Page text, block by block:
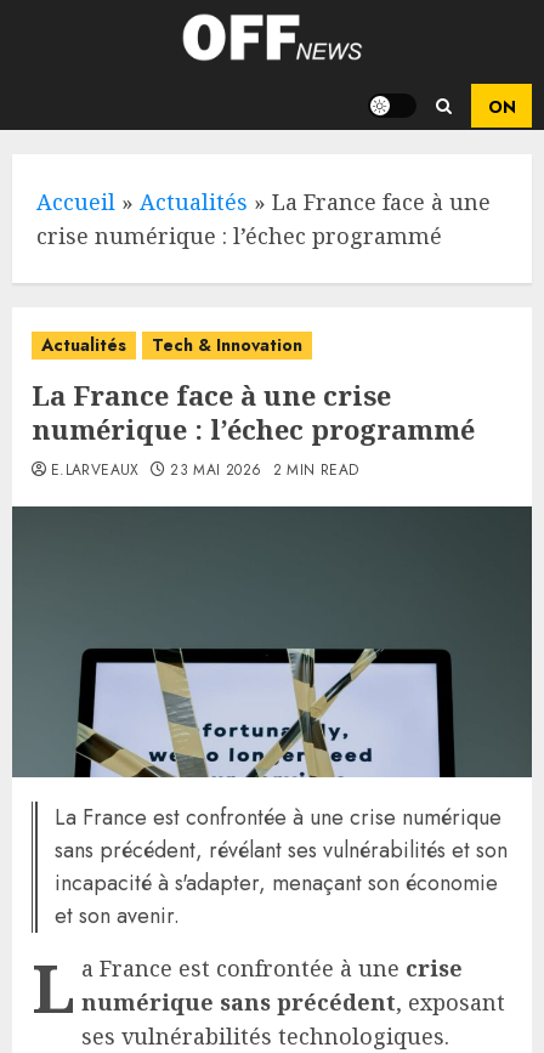
Accueil » Actualités » La France face à une
crise numérique : l’échec programmé
Actualités Tech & Innovation
La France face à une crise
numérique : l’échec programmé
E.LARVEAUX 23 MAI 2026 2 MIN READ
La France est confrontée à une crise numérique
sans précédent, révélant ses vulnérabilités et son
incapacité à s'adapter, menaçant son économie
et son avenir.
L a France est confrontée à une crise
numérique sans précédent, exposant
ses vulnérabilités technologiques.